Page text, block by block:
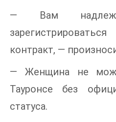
— Вам
контракт, —
— Женщина не
Тауронсе без
статуса.